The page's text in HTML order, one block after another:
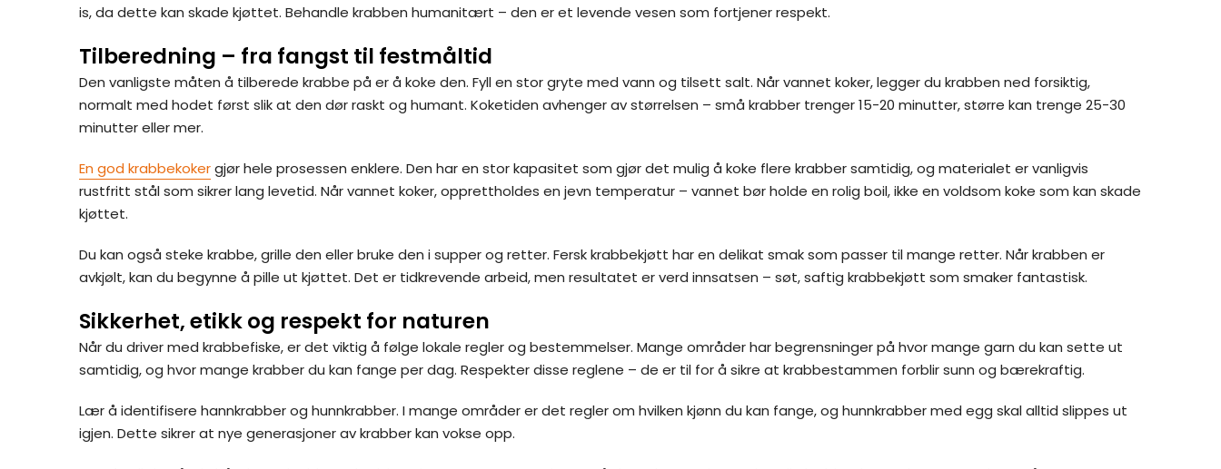
is, da dette kan skade kjøttet. Behandle krabben humanitært – den er et levende vesen som fortjener respekt.
Tilberedning – fra fangst til festmåltid
Den vanligste måten å tilberede krabbe på er å koke den. Fyll en stor gryte med vann og tilsett salt. Når vannet koker, legger du krabben ned forsiktig,
normalt med hodet først slik at den dør raskt og humant. Koketiden avhenger av størrelsen – små krabber trenger 15-20 minutter, større kan trenge 25-30
minutter eller mer.
En god krabbekokergjør hele prosessen enklere. Den har en stor kapasitet som gjør det mulig å koke flere krabber samtidig, og materialet er vanligvis
rustfritt stål som sikrer lang levetid. Når vannet koker, opprettholdes en jevn temperatur – vannet bør holde en rolig boil, ikke en voldsom koke som kan skade
kjøttet.
Du kan også steke krabbe, grille den eller bruke den i supper og retter. Fersk krabbekjøtt har en delikat smak som passer til mange retter. Når krabben er
avkjølt, kan du begynne å pille ut kjøttet. Det er tidkrevende arbeid, men resultatet er verd innsatsen – søt, saftig krabbekjøtt som smaker fantastisk.
Sikkerhet, etikk og respekt for naturen
Når du driver med krabbefiske, er det viktig å følge lokale regler og bestemmelser. Mange områder har begrensninger på hvor mange garn du kan sette ut
samtidig, og hvor mange krabber du kan fange per dag. Respekter disse reglene – de er til for å sikre at krabbestammen forblir sunn og bærekraftig.
Lær å identifisere hannkrabber og hunnkrabber. I mange områder er det regler om hvilken kjønn du kan fange, og hunnkrabber med egg skal alltid slippes ut
igjen. Dette sikrer at nye generasjoner av krabber kan vokse opp.